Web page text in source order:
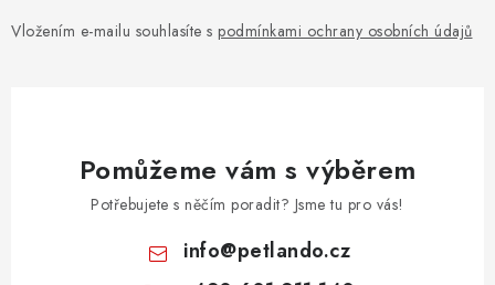
Vložením e-mailu souhlasíte s podmínkami ochrany osobních údajů
Pomůžeme vám s výběrem
Potřebujete s něčím poradit? Jsme tu pro vás!
info@petlando.cz